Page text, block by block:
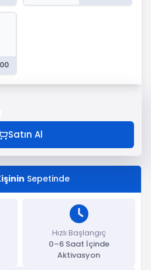
Satın Al
Sepetinde
Hızlı Başlangıç
0–6 Saat İçinde
Aktivasyon